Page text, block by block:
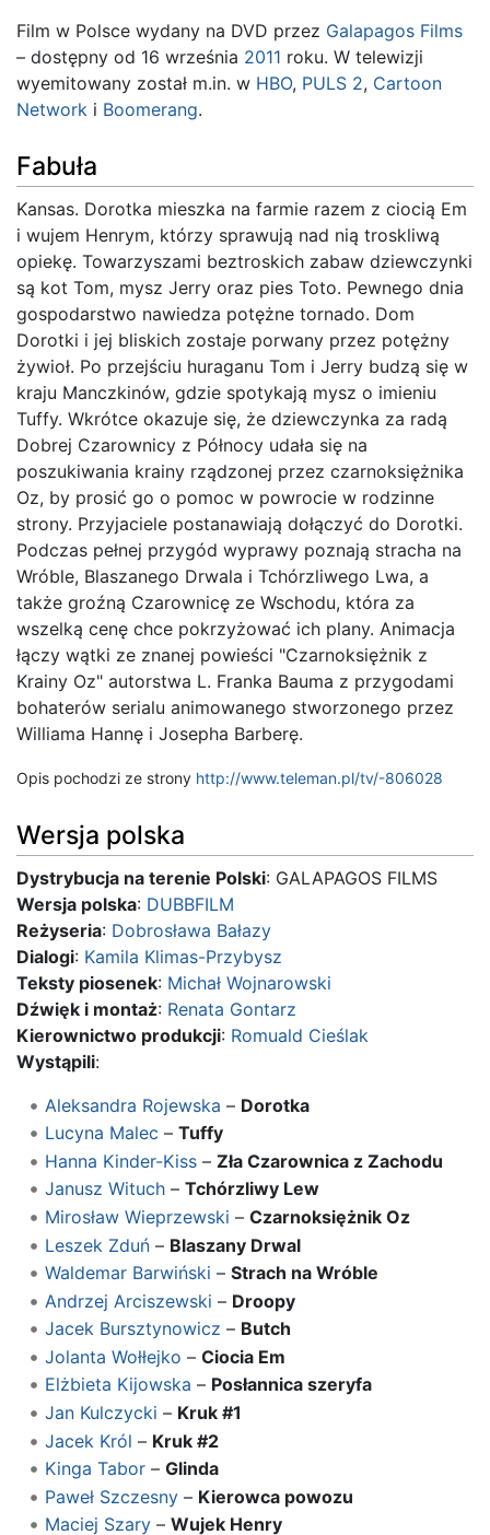
Film w Polsce wydany na DVD przez Galapagos Films
– dostępny od 16 września 2011 roku. W telewizji
wyemitowany został m.in. w HBO, PULS 2, Cartoon
Network i Boomerang.
Fabuła
Kansas. Dorotka mieszka na farmie razem z ciocią Em
i wujem Henrym, którzy sprawują nad nią troskliwą
opiekę. Towarzyszami beztroskich zabaw dziewczynki
są kot Tom, mysz Jerry oraz pies Toto. Pewnego dnia
gospodarstwo nawiedza potężne tornado. Dom
Dorotki i jej bliskich zostaje porwany przez potężny
żywioł. Po przejściu huraganu Tom i Jerry budzą się w
kraju Manczkinów, gdzie spotykają mysz o imieniu
Tuffy. Wkrótce okazuje się, że dziewczynka za radą
Dobrej Czarownicy z Północy udała się na
poszukiwania krainy rządzonej przez czarnoksiężnika
Oz, by prosić go o pomoc w powrocie w rodzinne
strony. Przyjaciele postanawiają dołączyć do Dorotki.
Podczas pełnej przygód wyprawy poznają stracha na
Wróble, Blaszanego Drwala i Tchórzliwego Lwa, a
także groźną Czarownicę ze Wschodu, która za
wszelką cenę chce pokrzyżować ich plany. Animacja
łączy wątki ze znanej powieści "Czarnoksiężnik z
Krainy Oz" autorstwa L. Franka Bauma z przygodami
bohaterów serialu animowanego stworzonego przez
Williama Hannę i Josepha Barberę.
Opis pochodzi ze strony http://www.teleman.pl/tv/-806028
Wersja polska
Dystrybucja na terenie Polski: GALAPAGOS FILMS
Wersja polska: DUBBFILM
Reżyseria: Dobrosława Bałazy
Dialogi: Kamila Klimas-Przybysz
Teksty piosenek: Michał Wojnarowski
Dźwięk i montaż: Renata Gontarz
Kierownictwo produkcji: Romuald Cieślak
Wystąpili:
Aleksandra Rojewska – Dorotka
Lucyna Malec – Tuffy
Hanna Kinder-Kiss– Zła Czarownica z Zachodu
Janusz Wituch– Tchórzliwy Lew
Mirosław Wieprzewski – Czarnoksiężnik Oz
Leszek Zduń– Blaszany Drwal
Waldemar Barwiński – Strach na Wróble
Andrzej Arciszewski – Droopy
Jacek Bursztynowicz – Butch
Jolanta Wołłejko – Ciocia Em
Elżbieta Kijowska – Posłannica szeryfa
Jan Kulczycki – Kruk #1
Jacek Król – Kruk #2
Kinga Tabor– Glinda
Paweł Szczesny– Kierowca powozu
Maciej Szary– Wujek Henry